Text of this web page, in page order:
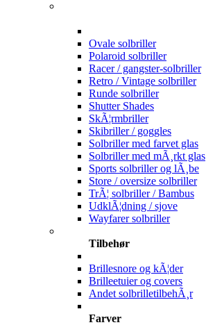
Ovale solbriller
Polaroid solbriller
Racer / gangster-solbriller
Retro / Vintage solbriller
Runde solbriller
Shutter Shades
SkÃ¦rmbriller
Skibriller / goggles
Solbriller med farvet glas
Solbriller med mÃ¸rkt glas
Sports solbriller og lÃ¸be
Store / oversize solbriller
TrÃ¦ solbriller / Bambus
UdklÃ¦dning / sjove
Wayfarer solbriller
Tilbehør
Brillesnore og kÃ¦der
Brilleetuier og covers
Andet solbrilletilbehÃ¸r
Farver